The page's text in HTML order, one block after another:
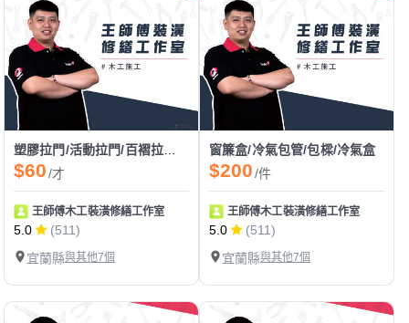
塑膠拉門/活動拉門/百褶拉門/pvc拉門
$60/才
王師傅木工裝潢修繕工作室
5.0
(511)
宜蘭縣與其他7個
窗簾盒/冷氣包管/包樑/冷氣盒
$200/件
王師傅木工裝潢修繕工作室
5.0
(511)
宜蘭縣與其他7個